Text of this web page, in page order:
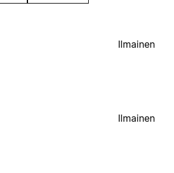
Ilmainen
Ilmainen